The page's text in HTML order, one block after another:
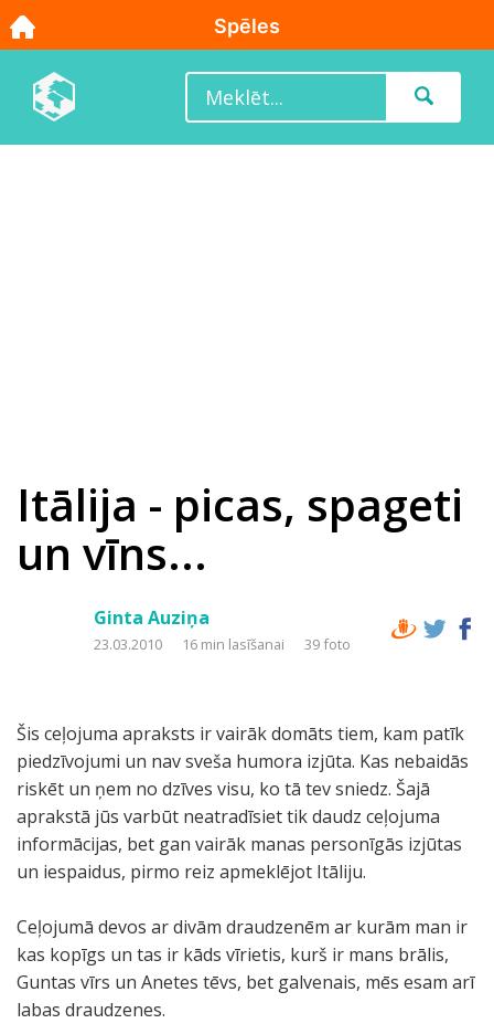
Itālija - picas, spageti
un vīns...
Ginta Auziņa
23.03.2010 16 min lasīšanai 39 foto
Šis ceļojuma apraksts ir vairāk domāts tiem, kam patīk
piedzīvojumi un nav sveša humora izjūta. Kas nebaidās
riskēt un ņem no dzīves visu, ko tā tev sniedz. Šajā
aprakstā jūs varbūt neatradīsiet tik daudz ceļojuma
informācijas, bet gan vairāk manas personīgās izjūtas
un iespaidus, pirmo reiz apmeklējot Itāliju.
Ceļojumā devos ar divām draudzenēm ar kurām man ir
kas kopīgs un tas ir kāds vīrietis, kurš ir mans brālis,
Guntas vīrs un Anetes tēvs, bet galvenais, mēs esam arī
labas draudzenes.